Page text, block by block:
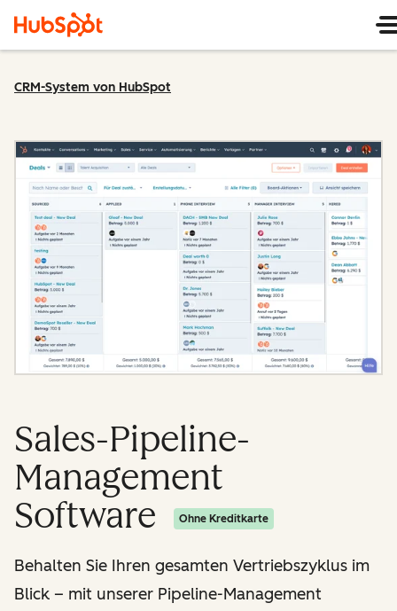
CRM-System von HubSpot
Sales-Pipeline-
Management
Software
Ohne Kreditkarte
Behalten Sie Ihren gesamten Vertriebszyklus im
Blick – mit unserer Pipeline-Management